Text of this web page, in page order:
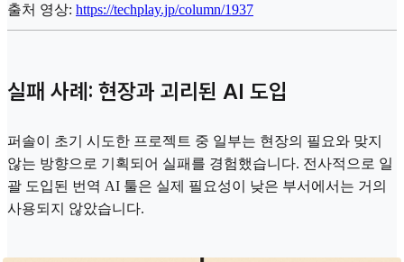
출처 영상: https://techplay.jp/column/1937
실패 사례: 현장과 괴리된 AI 도입
퍼솔이 초기 시도한 프로젝트 중 일부는 현장의 필요와 맞지
않는 방향으로 기획되어 실패를 경험했습니다. 전사적으로 일
괄 도입된 번역 AI 툴은 실제 필요성이 낮은 부서에서는 거의
사용되지 않았습니다.